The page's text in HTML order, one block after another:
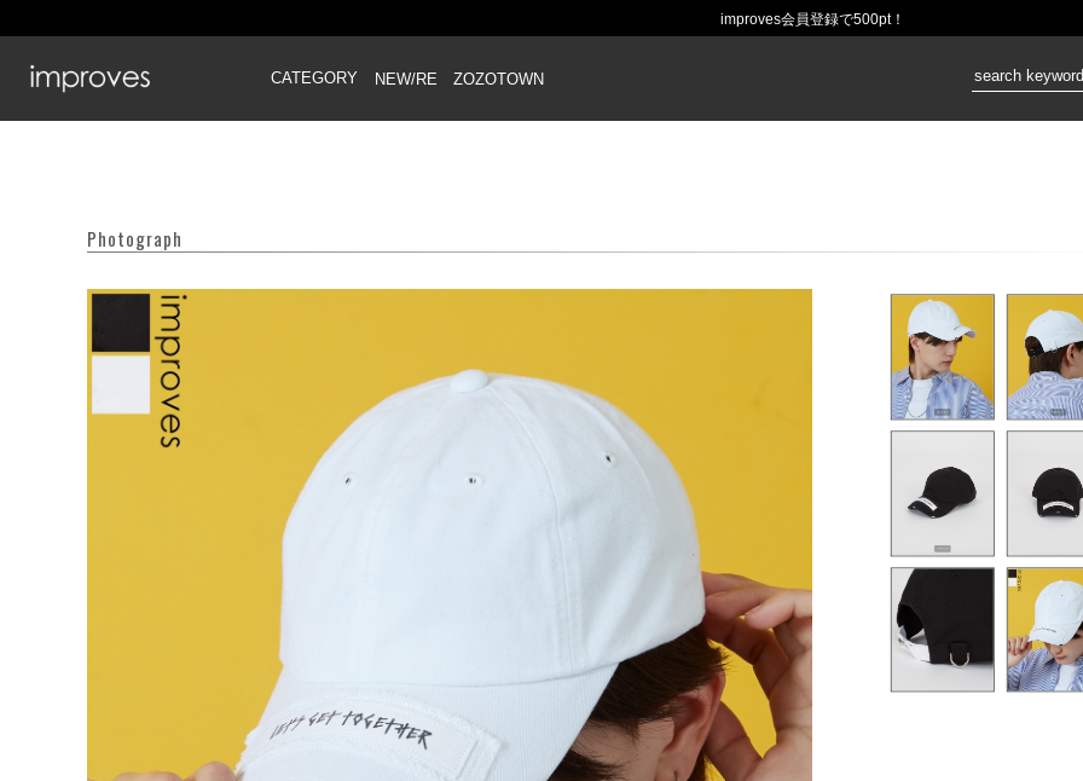
improves会員登録で500pt！
CATEGORY NEW/RE ZOZOTOWN
Photograph